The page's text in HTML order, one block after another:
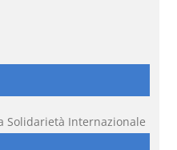
Solidarietà Internazionale